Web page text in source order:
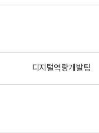
디지털역량개발팀